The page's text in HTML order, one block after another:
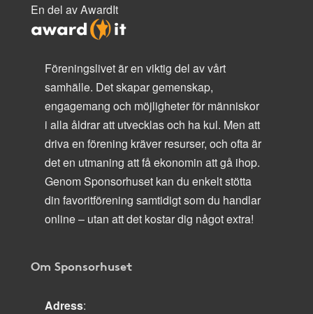
En del av AwardIt
Föreningslivet är en viktig del av vårt
samhälle. Det skapar gemenskap,
engagemang och möjligheter för människor
i alla åldrar att utvecklas och ha kul. Men att
driva en förening kräver resurser, och ofta är
det en utmaning att få ekonomin att gå ihop.
Genom Sponsorhuset kan du enkelt stötta
din favoritförening samtidigt som du handlar
online – utan att det kostar dig något extra!
Om Sponsorhuset
Adress: